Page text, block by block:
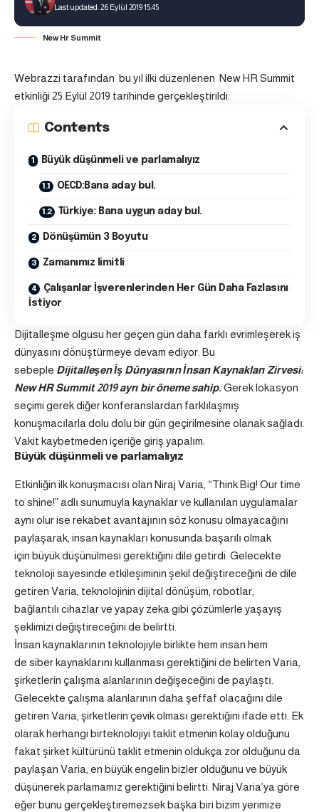
Last updated: 26 Eylül 2019 15:45
New Hr Summit
Webrazzi tarafından bu yıl ilki düzenlenen New HR Summit
etkinliği 25 Eylül 2019 tarihinde gerçekleştirildi.
Contents
Büyük düşünmeli ve parlamalıyız
OECD:Bana aday bul.
Türkiye: Bana uygun aday bul.
Dönüşümün 3 Boyutu
Zamanımız limitli
Çalışanlar İşverenlerinden Her Gün Daha Fazlasını
İstiyor
Dijitalleşme olgusu her geçen gün daha farklı evrimleşerek iş
dünyasını dönüştürmeye devam ediyor. Bu
sebeple Dijitalleşen İş Dünyasının İnsan Kaynakları Zirvesi:
New HR Summit 2019 ayrı bir öneme sahip. Gerek lokasyon
seçimi gerek diğer konferanslardan farklılaşmış
konuşmacılarla dolu dolu bir gün geçirilmesine olanak sağladı.
Vakit kaybetmeden içeriğe giriş yapalım:
Büyük düşünmeli ve parlamalıyız
Etkinliğin ilk konuşmacısı olan Niraj Varia, “Think Big! Our time
to shine!” adlı sunumuyla kaynaklar ve kullanılan uygulamalar
aynı olur ise rekabet avantajının söz konusu olmayacağını
paylaşarak, insan kaynakları konusunda başarılı olmak
için büyük düşünülmesi gerektiğini dile getirdi. Gelecekte
teknoloji sayesinde etkileşiminin şekil değiştireceğini de dile
getiren Varia, teknolojinin dijital dönüşüm, robotlar,
bağlantılı cihazlar ve yapay zeka gibi çözümlerle yaşayış
şeklimizi değiştireceğini de belirtti.
İnsan kaynaklarının teknolojiyle birlikte hem insan hem
de siber kaynaklarını kullanması gerektiğini de belirten Varia,
şirketlerin çalışma alanlarının değişeceğini de paylaştı.
Gelecekte çalışma alanlarının daha şeffaf olacağını dile
getiren Varia, şirketlerin çevik olması gerektiğini ifade etti. Ek
olarak herhangi birteknolojiyi taklit etmenin kolay olduğunu
fakat şirket kültürünü taklit etmenin oldukça zor olduğunu da
paylaşan Varia, en büyük engelin bizler olduğunu ve büyük
düşünerek parlamamız gerektiğini belirtti. Niraj Varia’ya göre
eğer bunu gerçekleştiremezsek başka biri bizim yerimize